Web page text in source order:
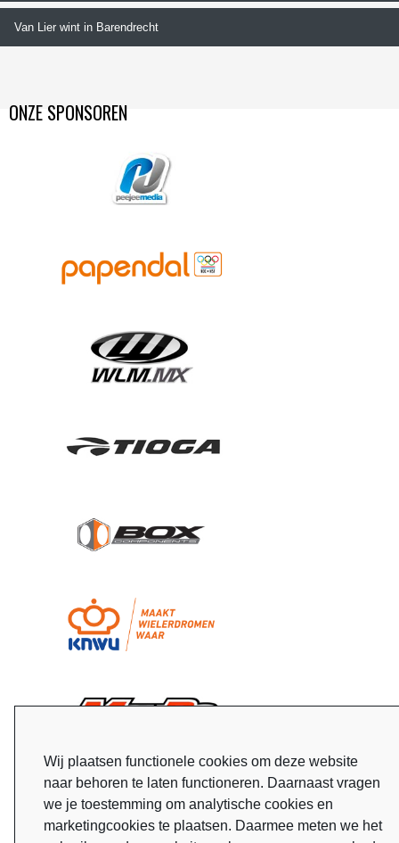
Wij plaatsen functionele cookies om deze website
naar behoren te laten functioneren. Daarnaast vragen
we je toestemming om analytische cookies en
marketingcookies te plaatsen. Daarmee meten we het
Van Lier wint in Barendrecht
ONZE SPONSOREN